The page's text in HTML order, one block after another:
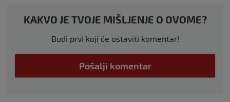
KAKVO JE TVOJE MIŠLJENJE O OVOME?
Budi prvi koji će ostaviti komentar!
Pošalji komentar